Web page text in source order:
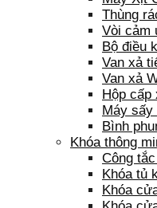
Thùng
Vòi cảm
Bộ điều
Van xả
Van xả
Hộp cấp
Máy
Bình
Khóa thông
Công
Khóa tủ
Khóa